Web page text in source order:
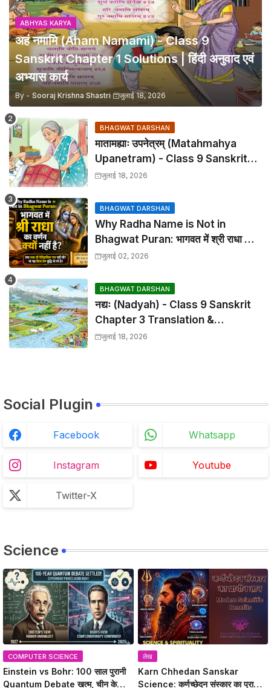
ABHYAS KARYA
अहं नमामि (Aham Namami) - Class 9
Sanskrit Chapter 1 Solutions | हिंदी अनुवाद एवं
अभ्यास कार्य
By - Sooraj Krishna Shastri जुलाई 18, 2026
BHAGWAT DARSHAN
मातामह्याः उपनेत्रम् (Matahmahya
Upanetram) - Class 9 Sanskrit
Chapter 2 Translation &
जुलाई 18, 2026
BHAGWAT DARSHAN
Why Radha Name is Not in
Bhagwat Puran: भागवत में श्री राधा का
वर्णन क्यों नहीं है?
जुलाई 02, 2026
BHAGWAT DARSHAN
नद्यः (Nadyah) - Class 9 Sanskrit
Chapter 3 Translation &
Solutions
जुलाई 18, 2026
Social Plugin
Facebook Whatsapp
Instagram Youtube
Twitter-X
Science
COMPUTER SCIENCE
Einstein vs Bohr: 100 साल पुरानी
Quantum Debate खत्म, चीन के
लेख
Karn Chhedan Sanskar
Science: कर्णच्छेदन संस्कार का प्राचीन